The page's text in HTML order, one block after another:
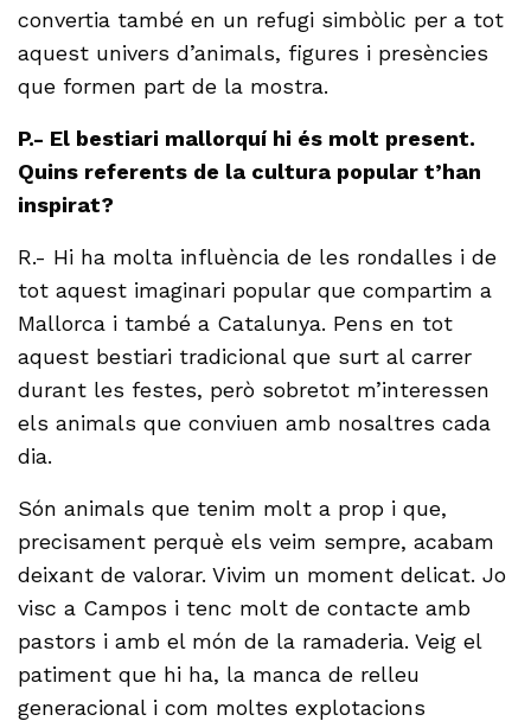
convertia també en un refugi simbòlic per a tot
aquest univers d’animals, figures i presències
que formen part de la mostra.
P.- El bestiari mallorquí hi és molt present.
Quins referents de la cultura popular t’han
inspirat?
R.- Hi ha molta influència de les rondalles i de
tot aquest imaginari popular que compartim a
Mallorca i també a Catalunya. Pens en tot
aquest bestiari tradicional que surt al carrer
durant les festes, però sobretot m’interessen
els animals que conviuen amb nosaltres cada
dia.
Són animals que tenim molt a prop i que,
precisament perquè els veim sempre, acabam
deixant de valorar. Vivim un moment delicat. Jo
visc a Campos i tenc molt de contacte amb
pastors i amb el món de la ramaderia. Veig el
patiment que hi ha, la manca de relleu
generacional i com moltes explotacions